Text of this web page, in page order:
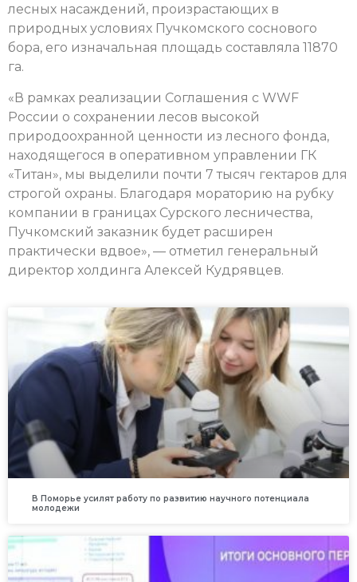
лесных насаждений, произрастающих в
природных условиях Пучкомского соснового
бора, его изначальная площадь составляла 11870
га.
«В рамках реализации Соглашения с WWF
России о сохранении лесов высокой
природоохранной ценности из лесного фонда,
находящегося в оперативном управлении ГК
«Титан», мы выделили почти 7 тысяч гектаров для
строгой охраны. Благодаря мораторию на рубку
компании в границах Сурского лесничества,
Пучкомский заказник будет расширен
практически вдвое», — отметил генеральный
директор холдинга Алексей Кудрявцев.
В Поморье усилят работу по развитию научного потенциала
молодежи